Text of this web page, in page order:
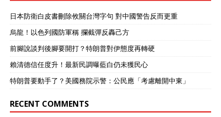
日本防衛白皮書刪除攸關台灣字句 對中國警告反而更重
烏龍！以色列國防軍稱 攔截彈反轟己方
前腳說談判後腳要開打？特朗普對伊態度再轉硬
賴清德信任度升！最新民調曝藍白仍未獲民心
特朗普要動手了？美國務院示警：公民應「考慮離開中東」
RECENT COMMENTS